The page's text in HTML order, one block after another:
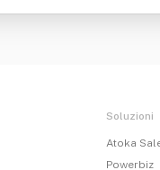
Soluzioni
Atoka
Powerbiz